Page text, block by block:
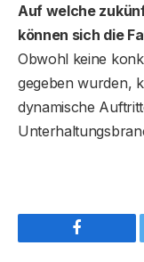
Auf welche
können sich die
Obwohl keine
gegeben wurden,
dynamische
Facebook